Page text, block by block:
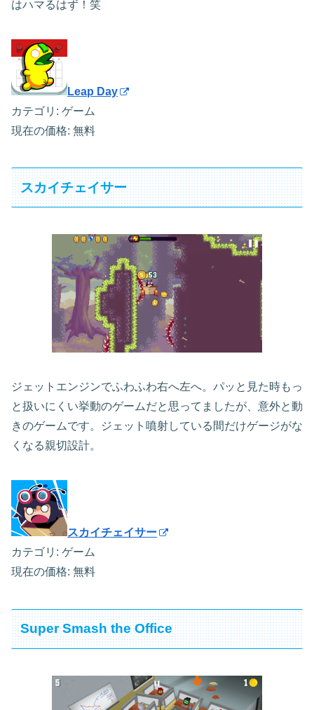
はハマるはず！笑
Leap Day
カテゴリ: ゲーム
現在の価格: 無料
スカイチェイサー
ジェットエンジンでふわふわ右へ左へ。パッと見た時もっ
と扱いにくい挙動のゲームだと思ってましたが、意外と動
きのゲームです。ジェット噴射している間だけゲージがな
くなる親切設計。
スカイチェイサー
カテゴリ: ゲーム
現在の価格: 無料
Super Smash the Office